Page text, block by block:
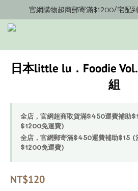
官網會員募集中~立即註冊即
官網購物超商郵寄滿$1200/宅配
官網會員募集中~立即註冊即
日本little lu．Foodie
組
全店，官網超商取貨滿$450運費補
$1200免運費)
全店，官網郵寄滿$450運費補助$15
$1200免運費)
NT$120